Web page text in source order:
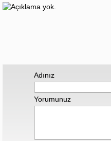
Adınız
Yorumunuz